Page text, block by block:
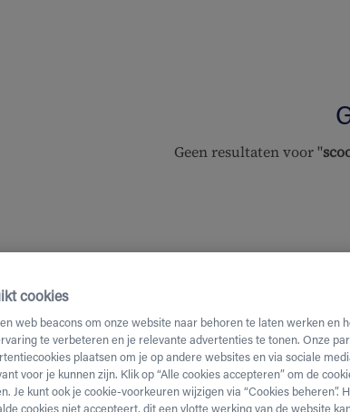
Geen resultaten voor "
cookies
web beacons om onze website naar behoren te laten werken en
te verbeteren en je relevante advertenties te tonen. Onze
plaatsen om je op andere websites en via sociale
voor je kunnen zijn. Klik op “Alle cookies accepteren” om de
Je kunt ook je cookie-voorkeuren wijzigen via “Cookies beheren”.